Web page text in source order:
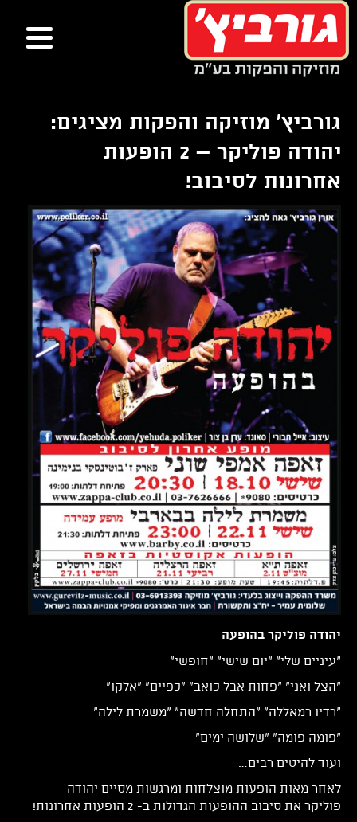
עבור
לתוכן
צור
קשר
גורביץ' מוזיקה והפקות מציגים:
יהודה פוליקר – 2 הופעות
אחרונות לסיבוב!
יהודה פוליקר בהופעה
"עיניים שלי" "יום שישי" "חופשי"
"הצל ואני" "פחות אבל כואב" "כפיים" "אלקו"
"רדיו רמאללה" "התחלה חדשה" "משמרת לילה"
"פומה פומה" "שלושה ימים"
ועוד להיטים רבים…
לאחר מאות הופעות מוצלחות ומרגשות מסיים יהודה
פוליקר את סיבוב ההופעות הגדולות ב- 2 הופעות אחרונות!